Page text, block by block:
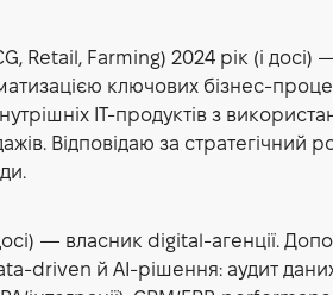
Retail, Farming)2024 рік (і
ключових бізнес-
IT-продуктів з
Відповідаю за стратегічний
— власник digital-агенції.
driven й AI-рішення: аудит